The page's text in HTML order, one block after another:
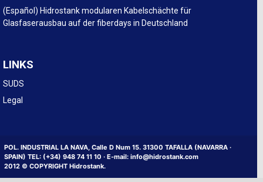
(Español) Hidrostank modularen Kabelschächte für
Glasfaserausbau auf der fiberdays in Deutschland
LINKS
SUDS
Legal
POL. INDUSTRIAL LA NAVA, Calle D Num 15. 31300 TAFALLA (NAVARRA ·
SPAIN) TEL: (+34) 948 74 11 10 · E-mail: info@hidrostank.com
2012 © COPYRIGHT Hidrostank.